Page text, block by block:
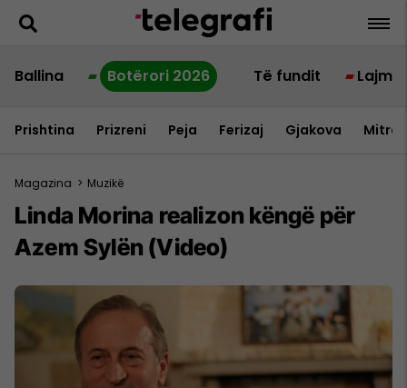
Ballina Botërori 2026 Të fundit Lajme
Prishtina Prizreni Peja Ferizaj Gjakova
Magazina > Muzikë
Linda Morina realizon këngë për
Azem Sylën (Video)